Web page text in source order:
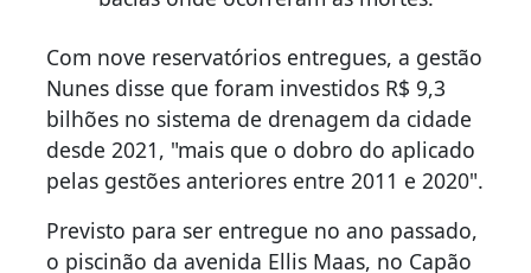
Com nove reservatórios entregues, a gestão
Nunes disse que foram investidos R$ 9,3
bilhões no sistema de drenagem da cidade
desde 2021, "mais que o dobro do aplicado
pelas gestões anteriores entre 2011 e 2020".
Previsto para ser entregue no ano passado,
o piscinão da avenida Ellis Maas, no Capão